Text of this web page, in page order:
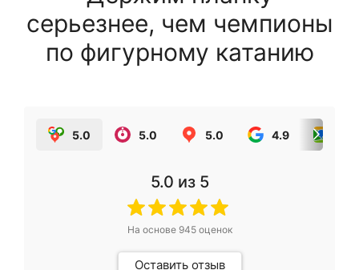
серьезнее, чем чемпионы
по фигурному катанию
5.0 5.0 5.0 4.9
5.0 из 5
На основе 945оценок
Оставить отзыв